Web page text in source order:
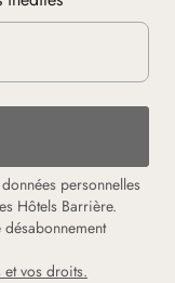
personnelles
Hôtels Barrière.
et vos droits.